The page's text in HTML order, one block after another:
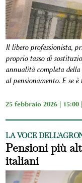
Il libero professionista,
proprio tasso di
annualità completa della
al pensionamento. E se è
25 febbraio 2026 | 15:00 |
LA VOCE
Pensioni più
italiani